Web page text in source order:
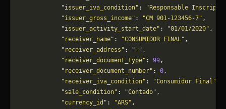
            "issuer_iva_condition"
:
"Responsable
            "issuer_gross_income"
: "CM 901-123456-7" ,
            "issuer_activity_start_date"
: "01/01/2020" ,
            "receiver_name"
: "CONSUMIDOR FINAL" ,
            "receiver_address"
: "-" ,
            "receiver_document_type"
: 99,
            "receiver_document_number"
: 0,
            "receiver_iva_condition"
: "Consumidor Final"
            "sale_condition"
: "Contado" ,
            "currency_id"
: "ARS" ,